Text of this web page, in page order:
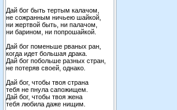
Дай бог быть тертым калачом,
не сожранным ничьею шайкой,
ни жертвой быть, ни палачом,
ни барином, ни попрошайкой.
Дай бог поменьше рваных ран,
когда идет большая драка.
Дай бог побольше разных стран,
не потеряв своей, однако.
Дай бог, чтобы твоя страна
тебя не пнула сапожищем.
Дай бог, чтобы твоя жена
тебя любила даже нищим.